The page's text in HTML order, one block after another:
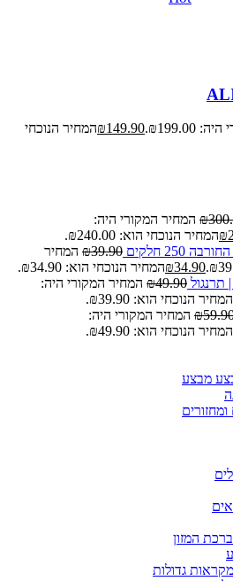
₪149.90
המחיר הנוכחי
₪ המחיר המקורי היה:
₪המחיר הנוכחי הוא: ₪240.00.
250 חלקים
₪39.90
המחיר
₪34.90
המחיר הנוכחי הוא: ₪34.90.
תרנגול
₪49.90
המחיר המקורי היה:
המחיר הנוכחי הוא: ₪39.90.
₪ המחיר המקורי היה:
המחיר הנוכחי הוא: ₪49.90.
מבצע
המזון
גדולות